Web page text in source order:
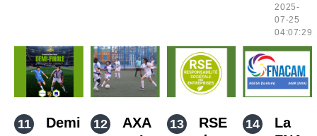
2025-
07-25
04:07:29
Demi
AXA
RSE
La